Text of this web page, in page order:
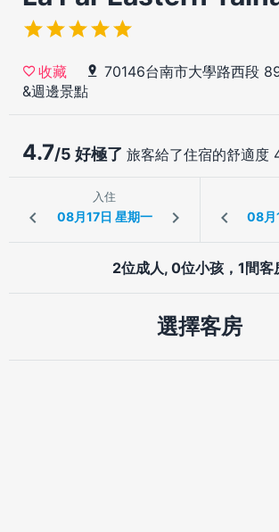
收藏 70146台南市大學路西段
&週邊景點
4.7/5 好極了 旅客給了住宿的舒適度
入住
2位成人, 0位小孩，1間客
選擇客房